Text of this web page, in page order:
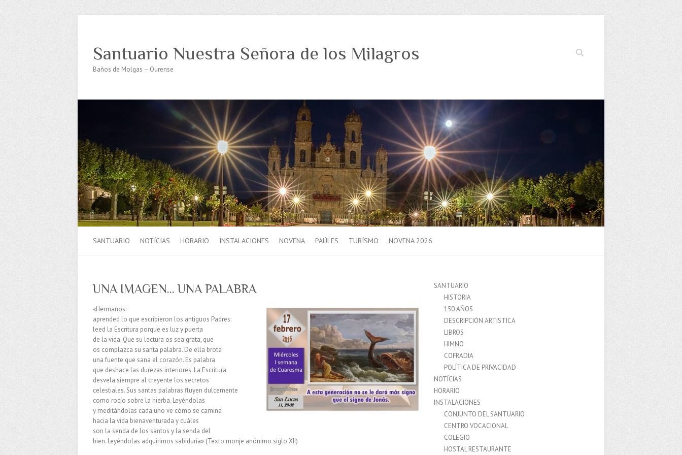
Buscar
Santuario Nuestra Señora de los Milagros
Baños de Molgas – Ourense
SANTUARIO NOTÍCIAS HORARIO INSTALACIONES NOVENA PAÚLES TURÍSMO NOVENA 2026
UNA IMAGEN… UNA PALABRA
«Hermanos:
aprended lo que escribieron los antiguos Padres:
leed la Escritura porque es luz y puerta
de la vida. Que su lectura os sea grata, que
os complazca su santa palabra. De ella brota
una fuente que sana el corazón. Es palabra
que deshace las durezas interiores. La Escritura
desvela siempre al creyente los secretos
celestiales. Sus santas palabras fluyen dulcemente
como rocío sobre la hierba. Leyéndolas
y meditándolas cada uno ve cómo se camina
hacia la vida bienaventurada y cuáles
son la senda de los santos y la senda del
bien. Leyéndolas adquirimos sabiduría» (Texto monje anónimo siglo XII)
SANTUARIO
HISTORIA
150 AÑOS
DESCRIPCIÓN ARTISTICA
LIBROS
HIMNO
COFRADIA
POLÍTICA DE PRIVACIDAD
NOTÍCIAS
HORARIO
INSTALACIONES
CONJUNTO DEL SANTUARIO
CENTRO VOCACIONAL
COLEGIO
HOSTAL RESTAURANTE